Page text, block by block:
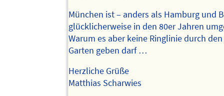
München ist – anders als Hamburg und
glücklicherweise in den 80er Jahren
Warum es aber keine Ringlinie durch
Garten geben darf …
Herzliche Grüße
Matthias Scharwies